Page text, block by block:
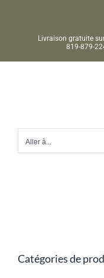
Livraison gratuite
819-879-
Aller à...
Catégories de